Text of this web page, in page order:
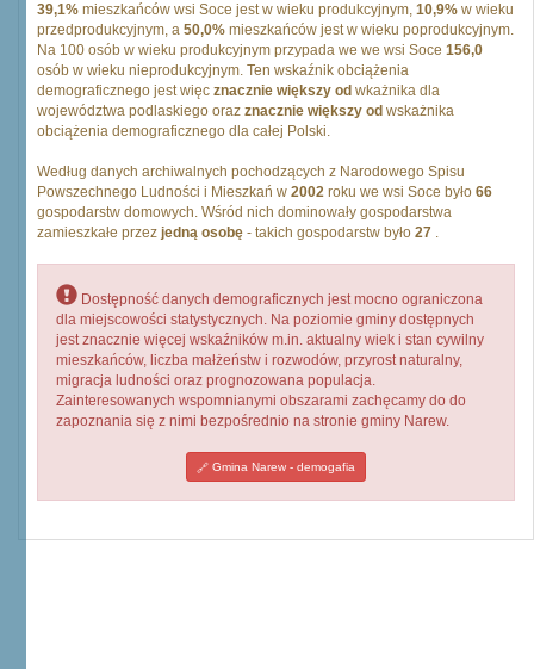
39,1% mieszkańców wsi Soce jest w wieku produkcyjnym, 10,9% w wieku
przedprodukcyjnym, a 50,0% mieszkańców jest w wieku poprodukcyjnym.
Na 100 osób w wieku produkcyjnym przypada we we wsi Soce 156,0
osób w wieku nieprodukcyjnym. Ten wskaźnik obciążenia
demograficznego jest więc znacznie większy od wkażnika dla
województwa podlaskiego oraz znacznie większy od wskażnika
obciążenia demograficznego dla całej Polski.
Według danych archiwalnych pochodzących z Narodowego Spisu
Powszechnego Ludności i Mieszkań w 2002 roku we wsi Soce było 66
gospodarstw domowych. Wśród nich dominowały gospodarstwa
zamieszkałe przez jedną osobę - takich gospodarstw było 27 .
Dostępność danych demograficznych jest mocno ograniczona
dla miejscowości statystycznych. Na poziomie gminy dostępnych
jest znacznie więcej wskaźników m.in. aktualny wiek i stan cywilny
mieszkańców, liczba małżeństw i rozwodów, przyrost naturalny,
migracja ludności oraz prognozowana populacja.
Zainteresowanych wspomnianymi obszarami zachęcamy do do
zapoznania się z nimi bezpośrednio na stronie gminy Narew.
Gmina Narew - demogafia